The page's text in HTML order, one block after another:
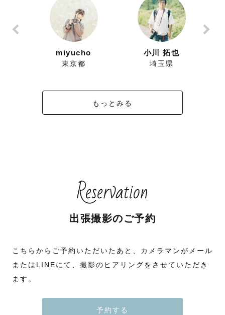
miyucho
東京都
小川 拓也
埼玉県
もっとみる
Reservation
出張撮影のご予約
こちらからご予約いただいたあと、カメラマンがメール
またはLINEにて、撮影のヒアリングをさせていただき
ます。
予約する